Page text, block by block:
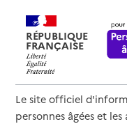
RÉPUBLIQUE
FRANÇAISE
Le site officiel
personnes âgées et les